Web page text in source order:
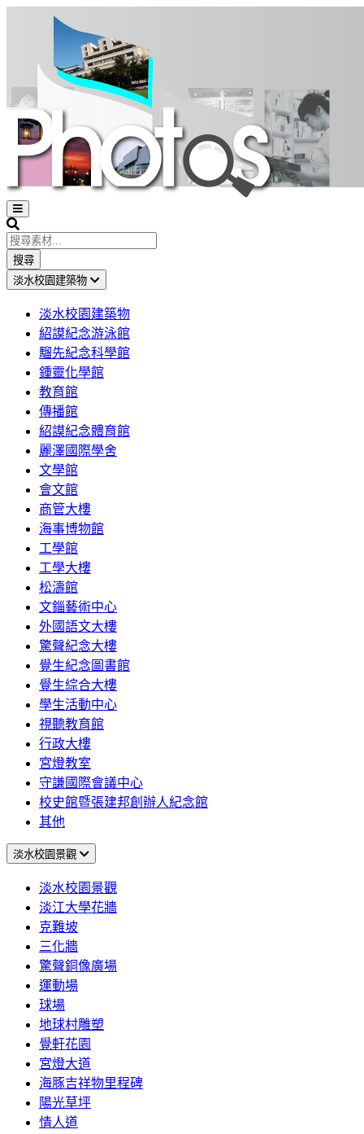
Open
sidebar
Search
搜尋
淡水校園建築物
淡水校園建築物
紹謨紀念游泳館
騮先紀念科學館
鍾靈化學館
教育館
傳播館
紹謨紀念體育館
麗澤國際學舍
文學館
會文館
商管大樓
海事博物館
工學館
工學大樓
松濤館
文錙藝術中心
外國語文大樓
驚聲紀念大樓
覺生紀念圖書館
覺生綜合大樓
學生活動中心
視聽教育館
行政大樓
宮燈教室
守謙國際會議中心
校史館暨張建邦創辦人紀念館
其他
淡水校園景觀
淡水校園景觀
淡江大學花牆
克難坡
三化牆
驚聲銅像廣場
運動場
球場
地球村雕塑
覺軒花園
宮燈大道
海豚吉祥物里程碑
陽光草坪
情人道